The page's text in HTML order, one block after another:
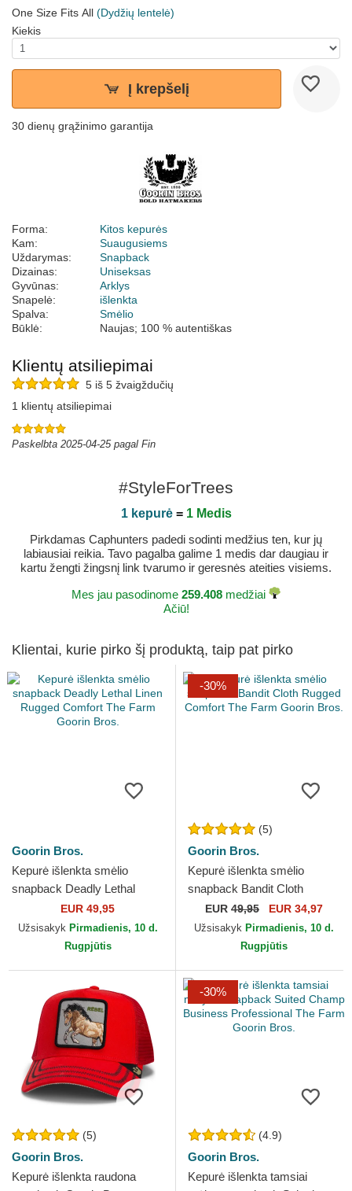
One Size Fits All (Dydžių lentelė)
Kiekis
Į krepšelį
30 dienų grąžinimo garantija
Forma:
Kitos kepurės
Kam:
Suaugusiems
Uždarymas:
Snapback
Dizainas:
Uniseksas
Gyvūnas:
Arklys
Snapelė:
išlenkta
Spalva:
Smėlio
Būklė:
Naujas; 100 % autentiškas
Klientų atsiliepimai
5 iš 5 žvaigždučių
1 klientų atsiliepimai
Paskelbta 2025-04-25 pagal Fin
#StyleForTrees
1 kepurė= 1 Medis
Pirkdamas Caphunters padedi sodinti medžius ten, kur jų
labiausiai reikia. Tavo pagalba galime 1 medis dar daugiau ir
kartu žengti žingsnį link tvarumo ir geresnės ateities visiems.
Mes jau pasodinome 259.408 medžiai
Ačiū!
Klientai, kurie pirko šį produktą, taip pat pirko
Goorin Bros.
Kepurė išlenkta smėlio
snapback Deadly Lethal
Linen Rugged Comfort The
Farm Goorin Bros.
EUR 49,95
Užsisakyk Pirmadienis, 10 d.
Rugpjūtis
-30%
(5)
Goorin Bros.
Kepurė išlenkta smėlio
snapback Bandit Cloth
Rugged Comfort The Farm
Goorin Bros.
EUR 49,95 EUR 34,97
Užsisakyk Pirmadienis, 10 d.
Rugpjūtis
(5)
Goorin Bros.
Kepurė išlenkta raudona
-30%
(4.9)
Goorin Bros.
Kepurė išlenkta tamsiai